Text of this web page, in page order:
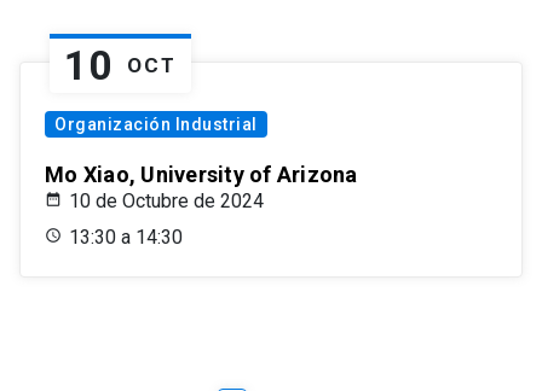
10 OCT
Organización Industrial
Mo Xiao, University of Arizona
10 de Octubre de 2024
13:30 a 14:30